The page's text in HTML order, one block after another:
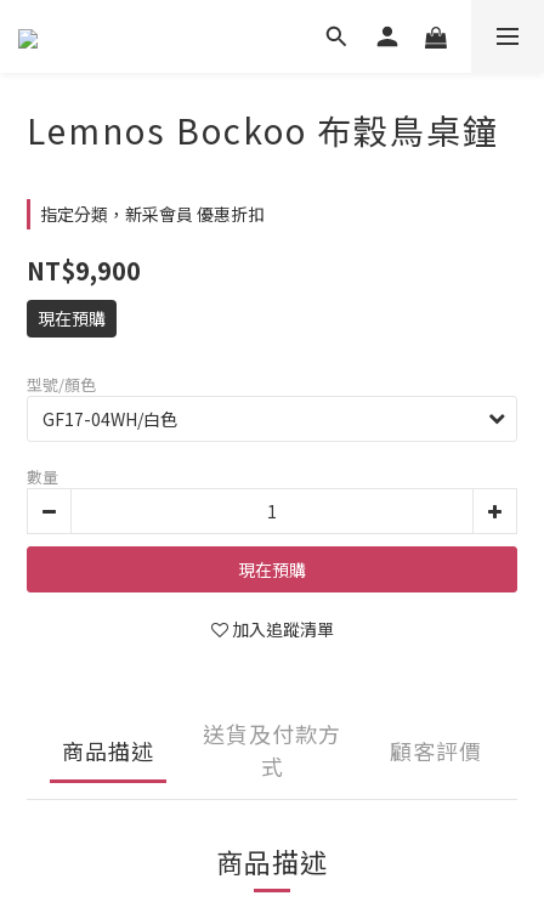
Lemnos Bockoo 布穀鳥桌鐘
指定分類，新采會員 優惠折扣
NT$9,900
現在預購
型號/顏色
數量
現在預購
加入追蹤清單
商品描述
送貨及付款方
式
顧客評價
商品描述